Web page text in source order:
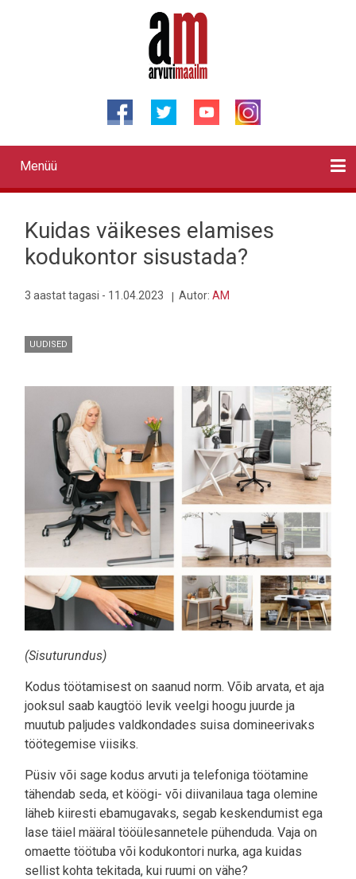
Primary
links
Menüü
Kuidas väikeses elamises
kodukontor sisustada?
3 aastat tagasi - 11.04.2023 Autor: AM
UUDISED
(Sisuturundus)
Kodus töötamisest on saanud norm. Võib arvata, et aja
jooksul saab kaugtöö levik veelgi hoogu juurde ja
muutub paljudes valdkondades suisa domineerivaks
töötegemise viisiks.
Püsiv või sage kodus arvuti ja telefoniga töötamine
tähendab seda, et köögi- või diivanilaua taga olemine
läheb kiiresti ebamugavaks, segab keskendumist ega
lase täiel määral tööülesannetele pühenduda. Vaja on
omaette töötuba või kodukontori nurka, aga kuidas
sellist kohta tekitada, kui ruumi on vähe?